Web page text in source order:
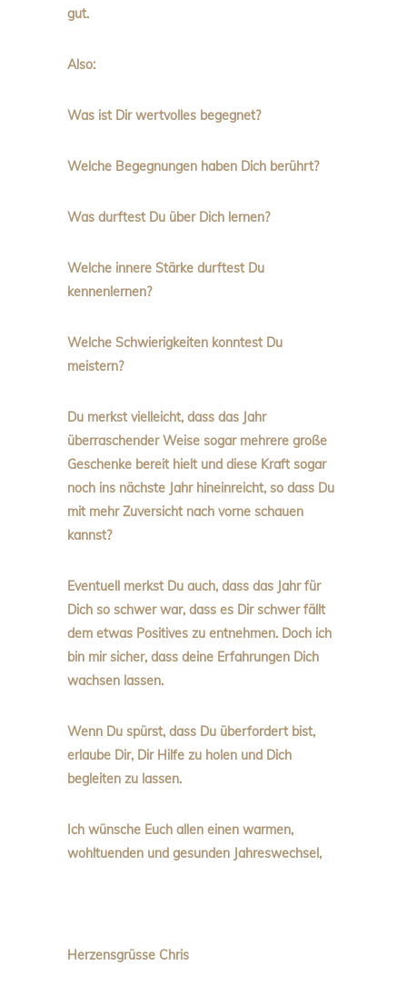
gut.
Also:
Was ist Dir wertvolles begegnet?
Welche Begegnungen haben Dich berührt?
Was durftest Du über Dich lernen?
Welche innere Stärke durftest Du
kennenlernen?
Welche Schwierigkeiten konntest Du
meistern?
Du merkst vielleicht, dass das Jahr
überraschender Weise sogar mehrere große
Geschenke bereit hielt und diese Kraft sogar
noch ins nächste Jahr hineinreicht, so dass Du
mit mehr Zuversicht nach vorne schauen
kannst?
Eventuell merkst Du auch, dass das Jahr für
Dich so schwer war, dass es Dir schwer fällt
dem etwas Positives zu entnehmen. Doch ich
bin mir sicher, dass deine Erfahrungen Dich
wachsen lassen.
Wenn Du spürst, dass Du überfordert bist,
erlaube Dir, Dir Hilfe zu holen und Dich
begleiten zu lassen.
Ich wünsche Euch allen einen warmen,
wohltuenden und gesunden Jahreswechsel,
Herzensgrüsse Chris